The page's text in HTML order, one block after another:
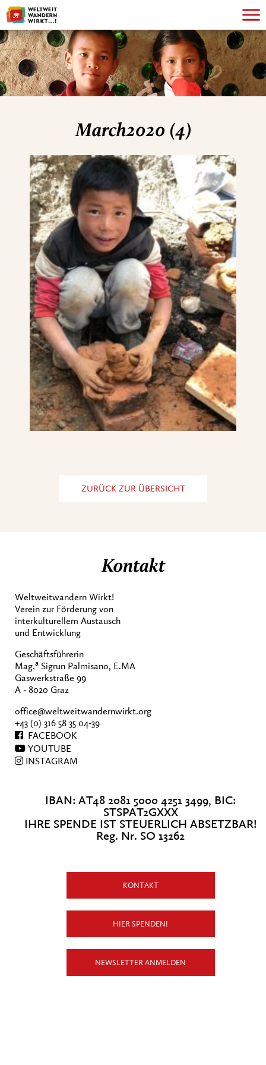
March2020 (4)
ZURÜCK ZUR ÜBERSICHT
Kontakt
Weltweitwandern Wirkt!
Verein zur Förderung von
interkulturellem Austausch
und Entwicklung
Geschäftsführerin
Mag.a Sigrun Palmisano, E.MA
Gaswerkstraße 99
A - 8020 Graz
office@weltweitwandernwirkt.org
+43 (0) 316 58 35 04-39
FACEBOOK
YOUTUBE
INSTAGRAM
IBAN: AT48 2081 5000 4251 3499, BIC:
STSPAT2GXXX
IHRE SPENDE IST STEUERLICH ABSETZBAR!
Reg. Nr. SO 13262
KONTAKT
HIER SPENDEN!
NEWSLETTER ANMELDEN